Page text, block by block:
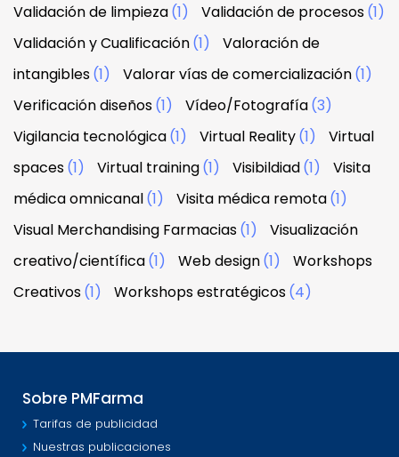
Validación de limpieza(1) Validación de procesos(1)
Validación y Cualificación(1)
Valoración de
intangibles(1) Valorar vías de comercialización(1)
Verificación diseños(1) Vídeo/Fotografía(3)
Vigilancia tecnológica(1) Virtual Reality(1)
Virtual
spaces(1) Virtual training(1) Visibildiad(1)
Visita
médica omnicanal(1) Visita médica remota(1)
Visual Merchandising Farmacias(1)
Visualización
creativo/científica(1) Web design(1)
Workshops
Creativos(1) Workshops estratégicos(4)
Sobre PMFarma
Tarifas de publicidad
Nuestras publicaciones